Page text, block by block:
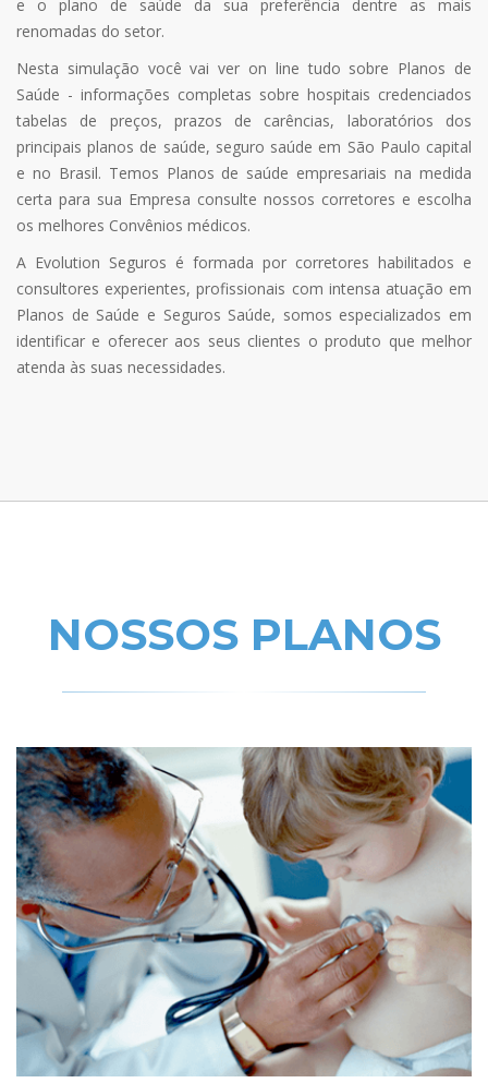
e o plano de saúde da sua preferência dentre as mais
renomadas do setor.
Nesta simulação você vai ver on line tudo sobre Planos de
Saúde - informações completas sobre hospitais credenciados
tabelas de preços, prazos de carências, laboratórios dos
principais planos de saúde, seguro saúde em São Paulo capital
e no Brasil. Temos Planos de saúde empresariais na medida
certa para sua Empresa consulte nossos corretores e escolha
os melhores Convênios médicos.
A Evolution Seguros é formada por corretores habilitados e
consultores experientes, profissionais com intensa atuação em
Planos de Saúde e Seguros Saúde, somos especializados em
identificar e oferecer aos seus clientes o produto que melhor
atenda às suas necessidades.
NOSSOS PLANOS